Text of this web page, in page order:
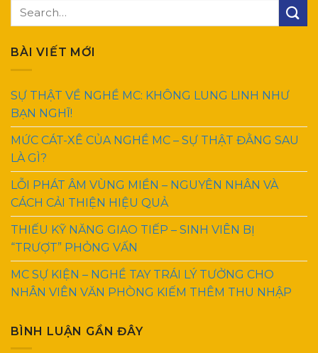
BÀI VIẾT MỚI
SỰ THẬT VỀ NGHỀ MC: KHÔNG LUNG LINH NHƯ
BẠN NGHĨ!
MỨC CÁT-XÊ CỦA NGHỀ MC – SỰ THẬT ĐẰNG SAU
LÀ GÌ?
LỖI PHÁT ÂM VÙNG MIỀN – NGUYÊN NHÂN VÀ
CÁCH CẢI THIỆN HIỆU QUẢ
THIẾU KỸ NĂNG GIAO TIẾP – SINH VIÊN BỊ
“TRƯỢT” PHỎNG VẤN
MC SỰ KIỆN – NGHỀ TAY TRÁI LÝ TƯỞNG CHO
NHÂN VIÊN VĂN PHÒNG KIẾM THÊM THU NHẬP
BÌNH LUẬN GẦN ĐÂY